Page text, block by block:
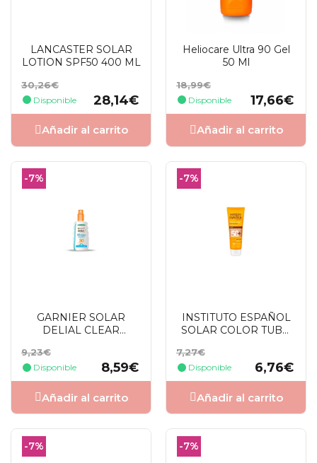
LANCASTER SOLAR
LOTION SPF50 400 ML
Precio
base
30,26€
Disponible
Precio
28,14€
Añadir al carrito
Heliocare Ultra 90 Gel
50 Ml
Precio
base
18,99€
Disponible
Precio
17,66€
Añadir al carrito
-7%
GARNIER SOLAR
DELIAL CLEAR
BRONCEADO
SUBLIME SPF30+
SPRAY 200 ML
Precio
base
9,23€
Disponible
Precio
8,59€
Añadir al carrito
-7%
INSTITUTO ESPAÑOL
SOLAR COLOR TUBO
Precio
base
7,27€
Disponible
Precio
6,76€
Añadir al carrito
-7% -7%